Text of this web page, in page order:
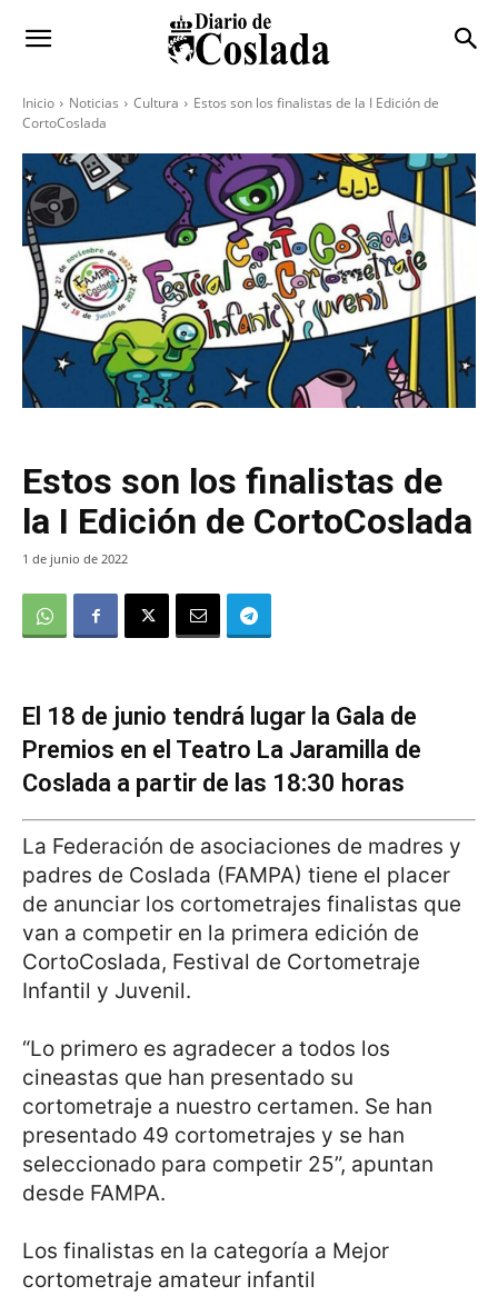
Inicio Noticias Cultura
Estos son los finalistas de la I Edición de
CortoCoslada
Estos son los finalistas de
la I Edición de CortoCoslada
1 de junio de 2022
El 18 de junio tendrá lugar la Gala de
Premios en el Teatro La Jaramilla de
Coslada a partir de las 18:30 horas
La Federación de asociaciones de madres y
padres de Coslada (FAMPA) tiene el placer
de anunciar los cortometrajes finalistas que
van a competir en la primera edición de
CortoCoslada, Festival de Cortometraje
Infantil y Juvenil.
“Lo primero es agradecer a todos los
cineastas que han presentado su
cortometraje a nuestro certamen. Se han
presentado 49 cortometrajes y se han
seleccionado para competir 25”, apuntan
desde FAMPA.
Los finalistas en la categoría a Mejor
cortometraje amateur infantil